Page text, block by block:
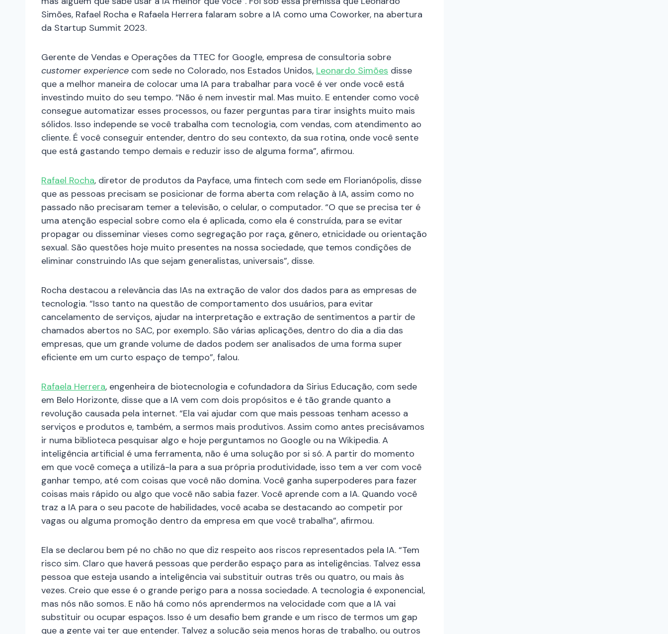
Simões, Rafael Rocha e Rafaela Herrera falaram sobre a IA como uma Coworker, na abertura
da Startup Summit 2023.
Gerente de Vendas e Operações da TTEC for Google, empresa de consultoria sobre
customer experience com sede no Colorado, nos Estados Unidos, Leonardo Simões disse
que a melhor maneira de colocar uma IA para trabalhar para você é ver onde você está
investindo muito do seu tempo. “Não é nem investir mal. Mas muito. E entender como você
consegue automatizar esses processos, ou fazer perguntas para tirar insights muito mais
sólidos. Isso independe se você trabalha com tecnologia, com vendas, com atendimento ao
cliente. É você conseguir entender, dentro do seu contexto, da sua rotina, onde você sente
que está gastando tempo demais e reduzir isso de alguma forma”, afirmou.
Rafael Rocha, diretor de produtos da Payface, uma fintech com sede em Florianópolis, disse
que as pessoas precisam se posicionar de forma aberta com relação à IA, assim como no
passado não precisaram temer a televisão, o celular, o computador. “O que se precisa ter é
uma atenção especial sobre como ela é aplicada, como ela é construída, para se evitar
propagar ou disseminar vieses como segregação por raça, gênero, etnicidade ou orientação
sexual. São questões hoje muito presentes na nossa sociedade, que temos condições de
eliminar construindo IAs que sejam generalistas, universais”, disse.
Rocha destacou a relevância das IAs na extração de valor dos dados para as empresas de
tecnologia. “Isso tanto na questão de comportamento dos usuários, para evitar
cancelamento de serviços, ajudar na interpretação e extração de sentimentos a partir de
chamados abertos no SAC, por exemplo. São várias aplicações, dentro do dia a dia das
empresas, que um grande volume de dados podem ser analisados de uma forma super
eficiente em um curto espaço de tempo”, falou.
Rafaela Herrera, engenheira de biotecnologia e cofundadora da Sirius Educação, com sede
em Belo Horizonte, disse que a IA vem com dois propósitos e é tão grande quanto a
revolução causada pela internet. “Ela vai ajudar com que mais pessoas tenham acesso a
serviços e produtos e, também, a sermos mais produtivos. Assim como antes precisávamos
ir numa biblioteca pesquisar algo e hoje perguntamos no Google ou na Wikipedia. A
inteligência artificial é uma ferramenta, não é uma solução por si só. A partir do momento
em que você começa a utilizá-la para a sua própria produtividade, isso tem a ver com você
ganhar tempo, até com coisas que você não domina. Você ganha superpoderes para fazer
coisas mais rápido ou algo que você não sabia fazer. Você aprende com a IA. Quando você
traz a IA para o seu pacote de habilidades, você acaba se destacando ao competir por
vagas ou alguma promoção dentro da empresa em que você trabalha”, afirmou.
Ela se declarou bem pé no chão no que diz respeito aos riscos representados pela IA. “Tem
risco sim. Claro que haverá pessoas que perderão espaço para as inteligências. Talvez essa
pessoa que esteja usando a inteligência vai substituir outras três ou quatro, ou mais às
vezes. Creio que esse é o grande perigo para a nossa sociedade. A tecnologia é exponencial,
mas nós não somos. E não há como nós aprendermos na velocidade com que a IA vai
substituir ou ocupar espaços. Isso é um desafio bem grande e um risco de termos um gap
que a gente vai ter que entender. Talvez a solução seja menos horas de trabalho, ou outros